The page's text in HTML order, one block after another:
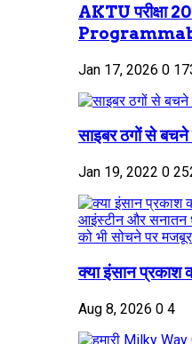
AKTU परीक्षा
Jan 17, 2026 0
साइबर ठगों से
Jan 19, 2022 0
क्या इंसान प्रकाश
Aug 8, 2026 0 4